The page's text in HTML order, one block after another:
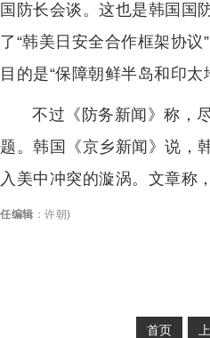
国防长会谈。这也是韩国国
了“韩美日安全合作框架协
目的是“保障朝鲜半岛和印太
不过《防务新闻》称，
题。韩国《京乡新闻》说，
入美中冲突的漩涡。文章称
任编辑 ： 许朝)
首页